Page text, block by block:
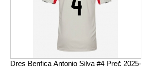
Dres Benfica Antonio Silva #4 Preč 2025-